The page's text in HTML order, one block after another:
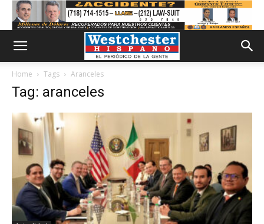
Home Tags Aranceles
Tag: aranceles